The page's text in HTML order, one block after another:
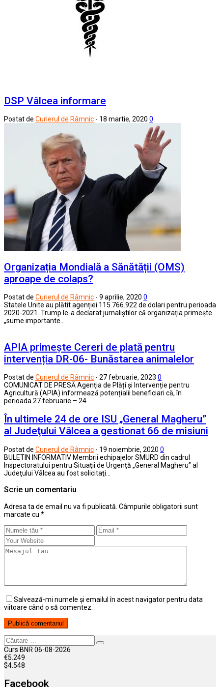
DSP Vâlcea informare
Postat de Curierul de Râmnic - 18 martie, 2020 0
Organizația Mondială a Sănătății (OMS)
aproape de colaps?
Postat de Curierul de Râmnic - 9 aprilie, 2020 0
Statele Unite au plătit agenției 115.766.922 de dolari pentru perioada
2020-2021. Trump le-a declarat jurnaliștilor că organizația primește
„sume importante…
APIA primește Cereri de plată pentru
intervenția DR-06- Bunăstarea animalelor
Postat de Curierul de Râmnic - 27 februarie, 2023 0
COMUNICAT DE PRESĂ Agenția de Plăți și Intervenție pentru
Agricultură (APIA) informează potențialii beneficiari că, în
perioada 27 februarie – 24…
În ultimele 24 de ore ISU „General Magheru”
al Judeţului Vâlcea a gestionat 66 de misiuni
Postat de Curierul de Râmnic - 19 noiembrie, 2020 0
BULETIN INFORMATIV Membrii echipajelor SMURD din cadrul
Inspectoratului pentru Situaţii de Urgenţă „General Magheru” al
Judeţului Vâlcea au fost solicitaţi…
Scrie un comentariu
Adresa ta de email nu va fi publicată. Câmpurile obligatorii sunt
marcate cu *
Salvează-mi numele și emailul în acest navigator pentru data
viitoare când o să comentez.
Căutare
Curs BNR 06-08-2026
€5.249
$4.548
Facebook